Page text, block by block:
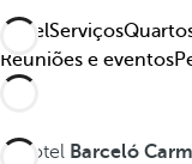
HotelServiços
Reuniões e eventos
O hotel Barceló